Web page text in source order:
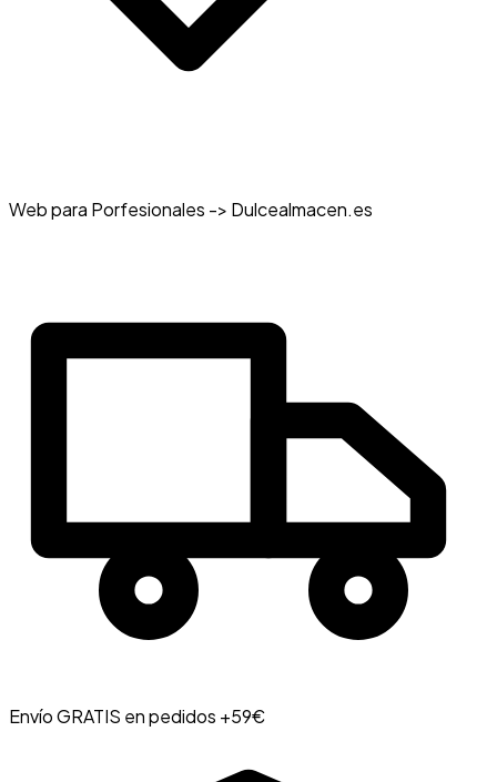
Web para Porfesionales -> Dulcealmacen.es
Envío GRATIS en pedidos +59€